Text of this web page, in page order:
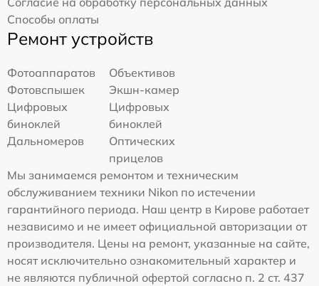
Способы оплаты
Ремонт устройств
Фотоаппаратов
Объективов
Фотовспышек
Экшн-камер
Цифровых
биноклей
Цифровых
биноклей
Дальномеров
Оптических
прицелов
Мы занимаемся ремонтом и техническим
обслуживанием техники Nikon по истечении
гарантийного периода. Наш центр в Кирове работает
независимо и не имеет официальной авторизации от
производителя. Цены на ремонт, указанные на сайте,
носят исключительно ознакомительный характер и
не являются публичной офертой согласно п. 2 ст. 437